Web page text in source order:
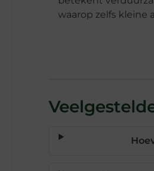
waarop zelfs kleine